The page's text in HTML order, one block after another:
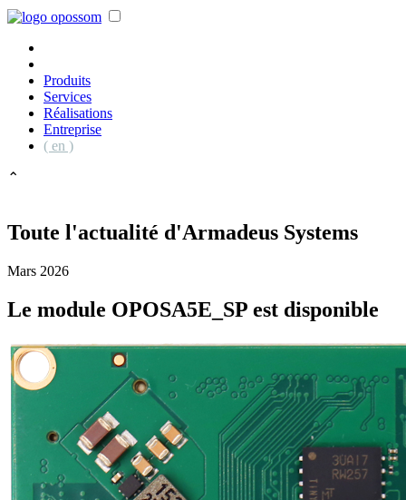
Produits
Services
Réalisations
Entreprise
( en )
⌃
Toute l'actualité d'Armadeus Systems
Mars 2026
Le module OPOSA5E_SP est disponible